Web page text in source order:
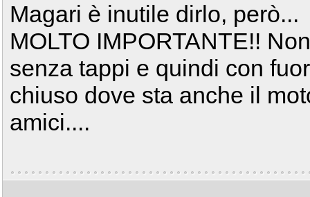
Magari è inutile dirlo, però...
MOLTO IMPORTANTE!!
senza tappi e quindi con
chiuso dove sta anche il
amici....